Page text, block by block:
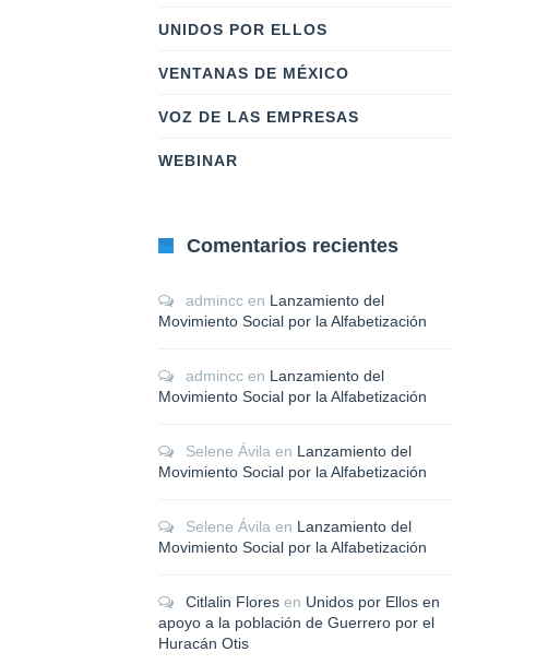
UNIDOS POR ELLOS
VENTANAS DE MÉXICO
VOZ DE LAS EMPRESAS
WEBINAR
Comentarios recientes
admincc en Lanzamiento del
Movimiento Social por la Alfabetización
admincc en Lanzamiento del
Movimiento Social por la Alfabetización
Selene Ávila en Lanzamiento del
Movimiento Social por la Alfabetización
Selene Ávila en Lanzamiento del
Movimiento Social por la Alfabetización
Citlalin Flores en Unidos por Ellos en
apoyo a la población de Guerrero por el
Huracán Otis